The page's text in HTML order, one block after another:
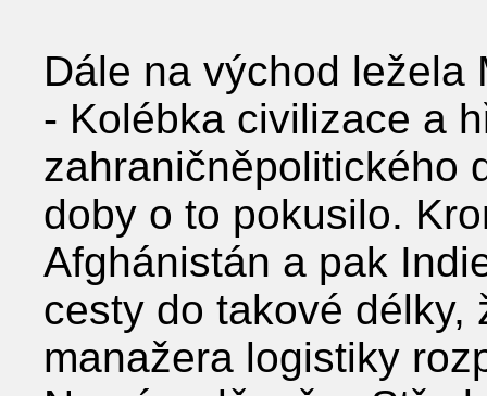
Dále na východ ležela
- Kolébka civilizace a
zahraničněpolitického
doby o to pokusilo.
Afghánistán a pak
cesty do takové délky,
manažera logistiky